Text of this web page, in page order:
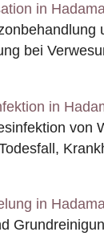
in
bei
in
von
in